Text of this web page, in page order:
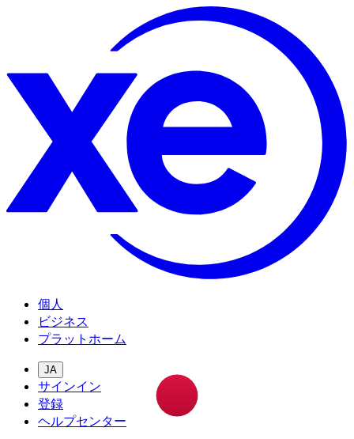
個人
ビジネス
プラットホーム
JA
サインイン
登録
ヘルプセンター